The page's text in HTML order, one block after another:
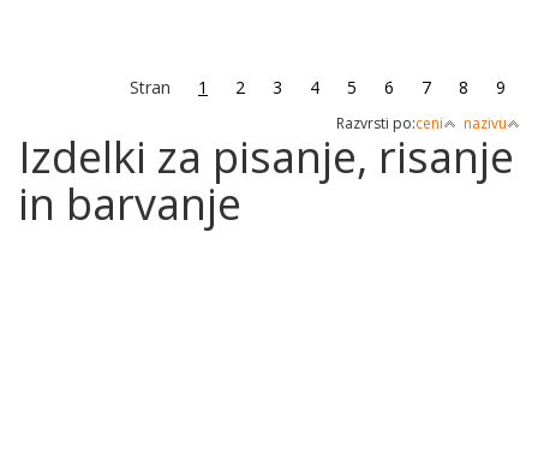
Stran 1 2 3 4 5 6 7 8 9
Razvrsti po:ceni nazivu
Izdelki za pisanje, risanje
in barvanje